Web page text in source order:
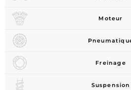
Moteur
Freinage
Suspension